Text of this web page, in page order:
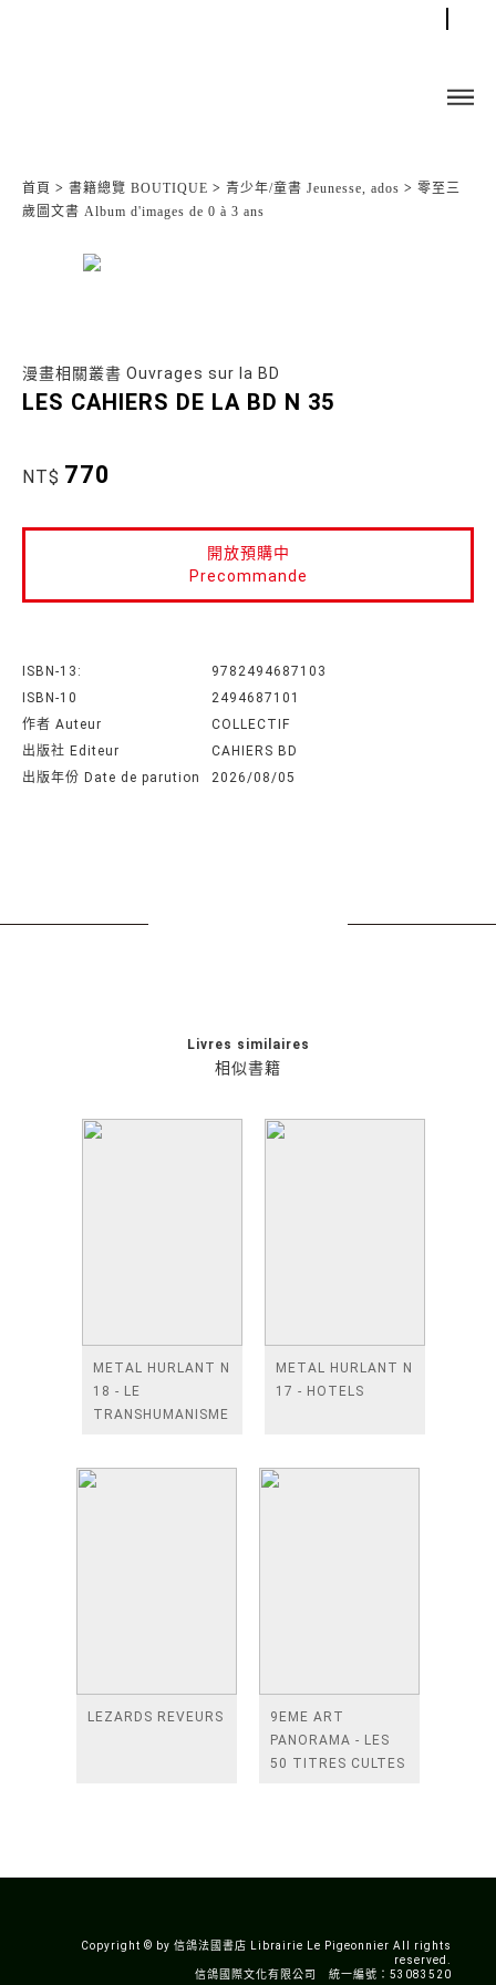
首頁 > 書籍總覽 BOUTIQUE > 青少年/童書 Jeunesse, ados > 零至三
歲圖文書 Album d'images de 0 à 3 ans
漫畫相關叢書 Ouvrages sur la BD
LES CAHIERS DE LA BD N 35
NT$ 770
開放預購中
Precommande
ISBN-13:
9782494687103
ISBN-10
2494687101
作者 Auteur
COLLECTIF
出版社 Editeur
CAHIERS BD
出版年份 Date de parution
2026/08/05
相似書籍
Livres similaires
METAL HURLANT N
18 - LE
TRANSHUMANISME
METAL HURLANT N
17 - HOTELS
LEZARDS REVEURS
9EME ART
PANORAMA - LES
50 TITRES CULTES
Copyright © by 信鴿法國書店 Librairie Le Pigeonnier All rights
reserved.
信鴿國際文化有限公司 統一編號：53083520